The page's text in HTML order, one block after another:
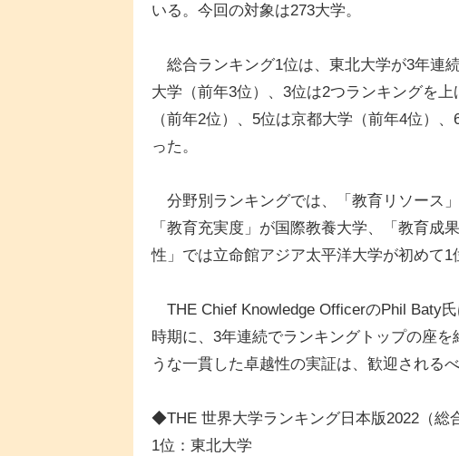
いる。今回の対象は273大学。
総合ランキング1位は、東北大学が3年連
大学（前年3位）、3位は2つランキングを
（前年2位）、5位は京都大学（前年4位）
った。
分野別ランキングでは、「教育リソース
「教育充実度」が国際教養大学、「教育成
性」では立命館アジア太平洋大学が初めて1
THE Chief Knowledge OfficerのPhil Baty
時期に、3年連続でランキングトップの座
うな一貫した卓越性の実証は、歓迎される
◆THE 世界大学ランキング日本版2022（総
1位：東北大学